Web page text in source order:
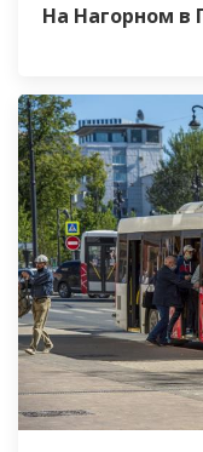
На Нагорном в